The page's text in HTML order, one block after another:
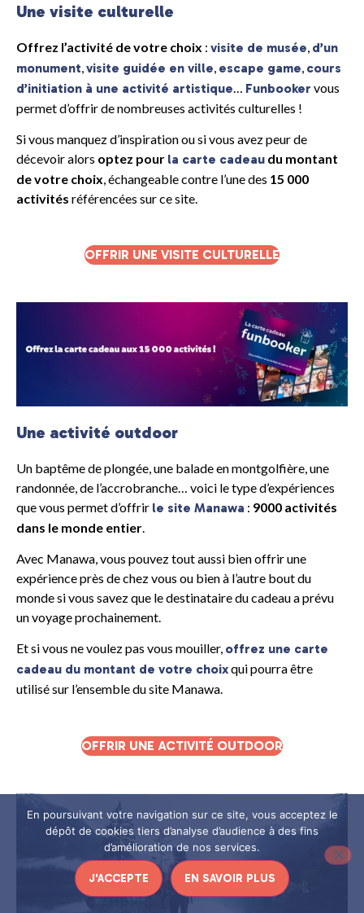
Une visite culturelle
Offrez l’activité de votre choix : visite de musée d’un
monument visite guidée en ville escape game cours
d’initiation à une activité artistique
Funbooker vous
permet d’offrir de nombreuses activités culturelles !
Si vous manquez d’inspiration ou si vous avez peur de
décevoir alors optez pour la carte cadeau du montant
de votre choix, échangeable contre l’une des 15 000
activités référencées sur ce site.
OFFRIR UNE VISITE CULTURELLE
Une activité outdoor
Un baptême de plongée, une balade en montgolfière, une
randonnée, de l’accrobranche… voici le type d’expériences
que vous permet d’offrir le site Manawa : 9000 activités
dans le monde entier
Avec Manawa, vous pouvez tout aussi bien offrir une
expérience près de chez vous ou bien à l’autre bout du
monde si vous savez que le destinataire du cadeau a prévu
un voyage prochainement.
Et si vous ne voulez pas vous mouiller, offrez une carte
cadeau du montant de votre choixqui pourra être
utilisé sur l’ensemble du site Manawa.
OFFRIR UNE ACTIVITÉ OUTDOOR
En poursuivant votre navigation sur ce site, vous acceptez le
dépôt de cookies tiers d’analyse d’audience à des fins
d’amélioration de nos services.
J'ACCEPTE EN SAVOIR PLUS